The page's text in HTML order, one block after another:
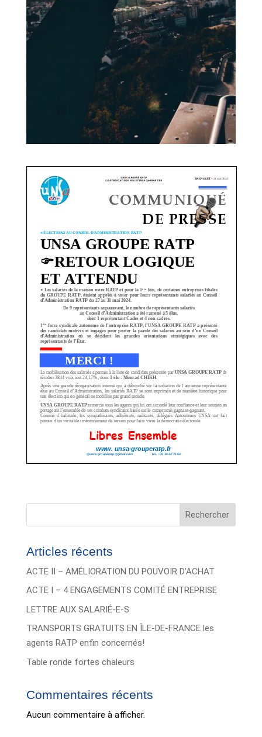
Rechercher
Articles récents
ACTE II – AMÉLIORATION DU POUVOIR D’ACHAT
ACTE I – 4 ENGAGEMENTS COMITÉ ENTREPRISE
LETTRE AUX SALARIÉ-E-S
TRANSPORTS GRATUITS EN ÎLE-DE-FRANCE les
agents RATP enfin concernés!
Table ronde fortes chaleurs
Commentaires récents
Aucun commentaire à afficher.